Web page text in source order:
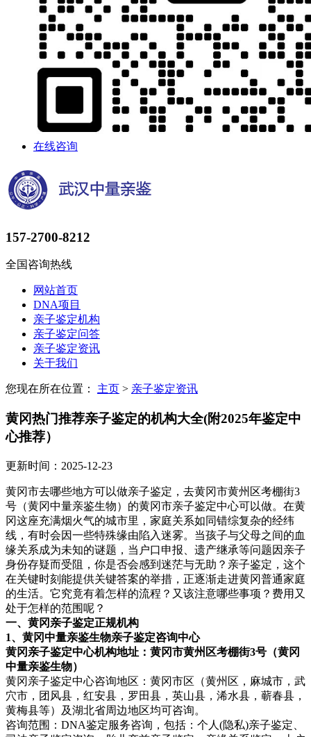
在线咨询
157-2700-8212
全国咨询热线
网站首页
DNA项目
亲子鉴定机构
亲子鉴定问答
亲子鉴定资讯
关于我们
您现在所在位置： 主页 > 亲子鉴定资讯
黄冈热门推荐亲子鉴定的机构大全(附2025年鉴定中
心推荐）
更新时间：2025-12-23
黄冈市去哪些地方可以做亲子鉴定，去黄冈市黄州区考棚街3
号（黄冈中量亲鉴生物）的黄冈市亲子鉴定中心可以做。在黄
冈这座充满烟火气的城市里，家庭关系如同错综复杂的经纬
线，有时会因一些特殊缘由陷入迷雾。当孩子与父母之间的血
缘关系成为未知的谜题，当户口申报、遗产继承等问题因亲子
身份存疑而受阻，你是否会感到迷茫与无助？亲子鉴定，这个
在关键时刻能提供关键答案的举措，正逐渐走进黄冈普通家庭
的生活。它究竟有着怎样的流程？又该注意哪些事项？费用又
处于怎样的范围呢？
一、黄冈亲子鉴定正规机构
1、黄冈中量亲鉴生物亲子鉴定咨询中心
黄冈亲子鉴定中心机构地址：黄冈市黄州区考棚街3号（黄冈
中量亲鉴生物）
黄冈亲子鉴定中心咨询地区：黄冈市区（黄州区，麻城市，武
穴市，团风县，红安县，罗田县，英山县，浠水县，蕲春县，
黄梅县等）及湖北省周边地区均可咨询。
咨询范围：DNA鉴定服务咨询，包括：个人(隐私)亲子鉴定、